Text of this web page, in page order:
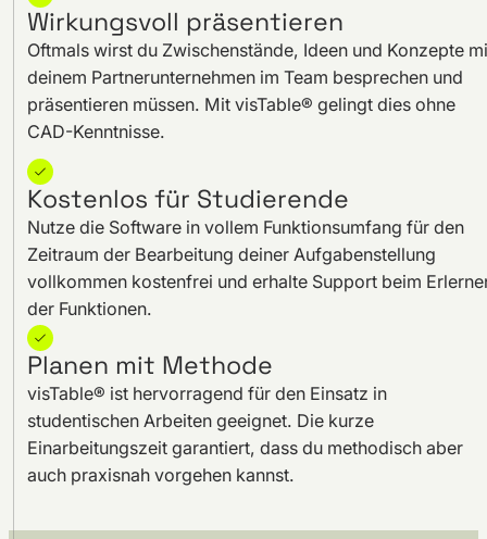
Wirkungsvoll präsentieren
Oftmals wirst du Zwischenstände, Ideen und Konzepte
deinem Partnerunternehmen im Team besprechen und
präsentieren müssen. Mit visTable® gelingt dies ohne
CAD-Kenntnisse.
Kostenlos für Studierende
Nutze die Software in vollem Funktionsumfang für den
Zeitraum der Bearbeitung deiner Aufgabenstellung
vollkommen kostenfrei und erhalte Support beim
der Funktionen.
Planen mit Methode
visTable® ist hervorragend für den Einsatz in
studentischen Arbeiten geeignet. Die kurze
Einarbeitungszeit garantiert, dass du methodisch aber
auch praxisnah vorgehen kannst.